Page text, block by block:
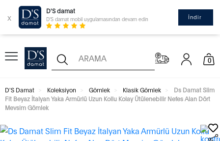
x
D'S damat
D'S damat mobil uygulamasından devam edin İndir
0
D'S Damat Koleksiyon Gömlek Klasik Gömlek
Ds Damat Slim
Fit Beyaz İtalyan Yaka Armürlü Uzun Kollu Kolay Ütülenebilir Nefes Alan Dört
Mevsim Gömlek